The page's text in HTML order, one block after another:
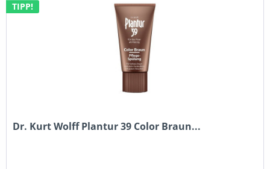
TIPP!
Dr. Kurt Wolff Plantur 39 Color Braun...